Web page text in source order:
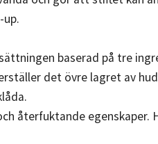
up.
baserad på tre
det övre lagret av
återfuktande